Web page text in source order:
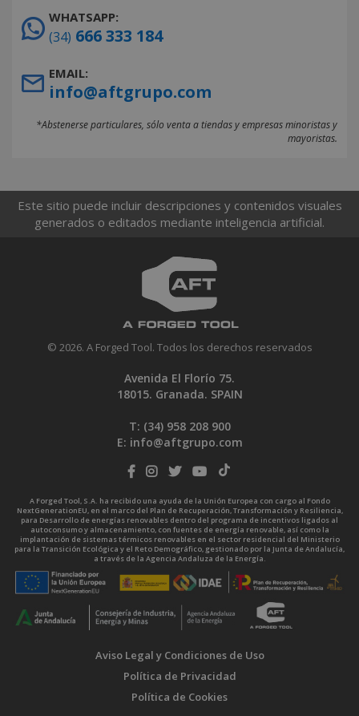
WHATSAPP:
(34) 666 333 184
EMAIL:
info@aftgrupo.com
*Abstenerse particulares, sólo venta a tiendas y empresas minoristas y
mayoristas.
Este sitio puede incluir descripciones y contenidos visuales
generados o editados mediante inteligencia artificial.
© 2026. A Forged Tool. Todos los derechos reservados
Avenida El Florío 75.
18015. Granada. SPAIN
T: (34) 958 208 900
E: info@aftgrupo.com
A Forged Tool, S.A. ha recibido una ayuda de la Unión Europea con cargo al Fondo
NextGenerationEU, en el marco del Plan de Recuperación, Transformación y Resiliencia,
para Desarrollo de energías renovables dentro del programa de incentivos ligados al
autoconsumo y almacenamiento, con fuentes de energía renovable, así como la
implantación de sistemas térmicos renovables en el sector residencial del Ministerio
para la Transición Ecológica y el Reto Demográfico, gestionado por la Junta de Andalucía,
a través de la Agencia Andaluza de la Energía.
Aviso Legal y Condiciones de Uso
Política de Privacidad
Política de Cookies